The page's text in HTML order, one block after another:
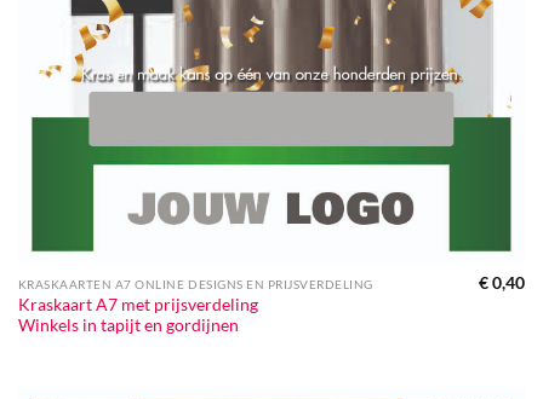
KRASKAARTEN A7 ONLINE DESIGNS EN PRIJSVERDELING
Kraskaart A7 met prijsverdeling
Winkels in tapijt en gordijnen
€0,40